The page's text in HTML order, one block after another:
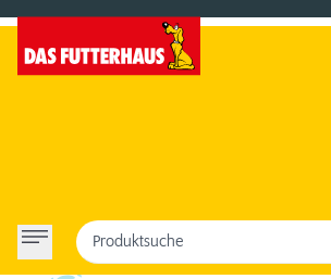
Produktsuche